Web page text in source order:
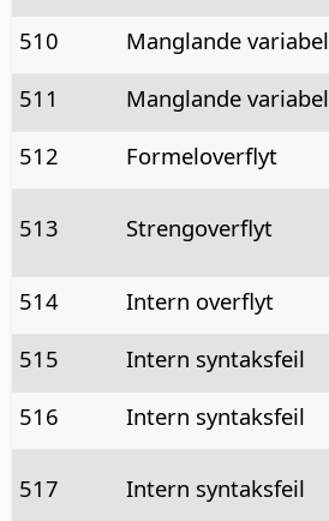
510
Manglande variabel
511
Manglande variabel
512
Formeloverflyt
513 Strengoverflyt
514
Intern overflyt
515
Intern syntaksfeil
516
Intern syntaksfeil
517 Intern syntaksfeil